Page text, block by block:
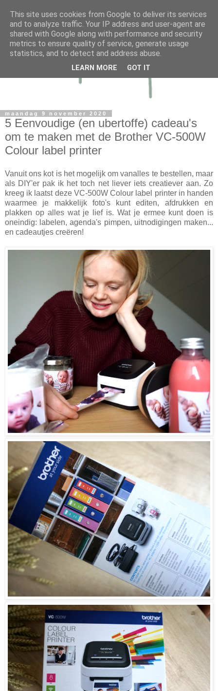
maandag 9 november 2020
5 Eenvoudige (en ubertoffe) cadeau's
om te maken met de Brother VC-500W
Colour label printer
Vanuit ons kot is het mogelijk om vanalles te bestellen, maar
als DIY'er pak ik het toch net liever iets creatiever aan. Zo
kreeg ik laatst deze VC-500W Colour label printer in handen
waarmee je makkelijk foto's kunt editen, afdrukken en
plakken op alles wat je lief is. Wat je ermee kunt doen is
oneindig: labelen, agenda's pimpen, uitnodigingen maken...
en cadeautjes creëren!
This site uses cookies from Google to deliver its services
and to analyze traffic. Your IP address and user-agent are
shared with Google along with performance and security
metrics to ensure quality of service, generate usage
statistics, and to detect and address abuse.
LEARN MORE GOT IT